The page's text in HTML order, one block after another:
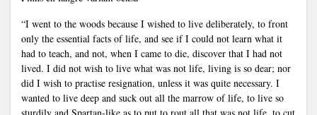
“I went to the woods because I wished to live deliberately, to front
only the essential facts of life, and see if I could not learn what it
had to teach, and not, when I came to die, discover that I had not
lived. I did not wish to live what was not life, living is so dear; nor
did I wish to practise resignation, unless it was quite necessary. I
wanted to live deep and suck out all the marrow of life, to live so